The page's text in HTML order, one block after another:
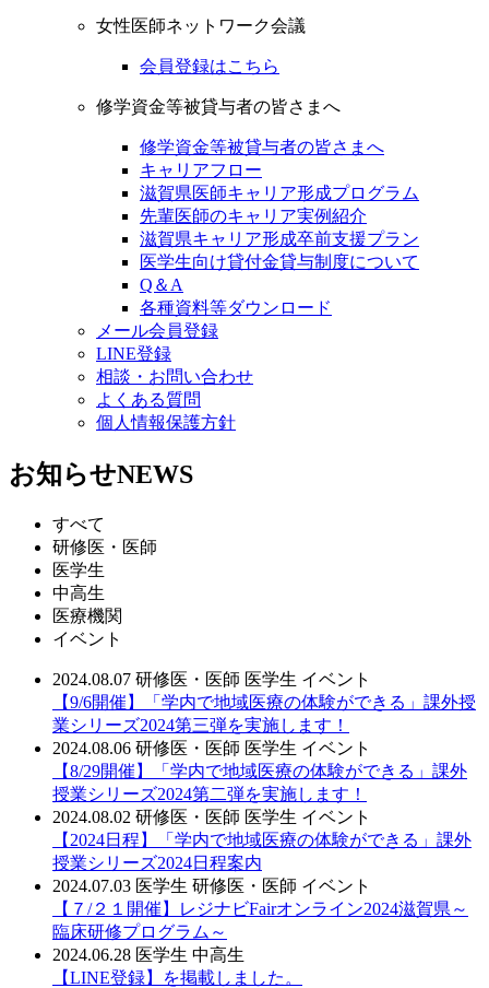
女性医師ネットワーク会議
会員登録はこちら
修学資金等被貸与者の皆さまへ
修学資金等被貸与者の皆さまへ
キャリアフロー
滋賀県医師キャリア形成プログラム
先輩医師のキャリア実例紹介
滋賀県キャリア形成卒前支援プラン
医学生向け貸付金貸与制度について
Q＆A
各種資料等ダウンロード
メール会員登録
LINE登録
相談・お問い合わせ
よくある質問
個人情報保護方針
お知らせNEWS
すべて
研修医・医師
医学生
中高生
医療機関
イベント
2024.08.07 研修医・医師 医学生 イベント
【9/6開催】「学内で地域医療の体験ができる」課外授
業シリーズ2024第三弾を実施します！
2024.08.06 研修医・医師 医学生 イベント
【8/29開催】「学内で地域医療の体験ができる」課外
授業シリーズ2024第二弾を実施します！
2024.08.02 研修医・医師 医学生 イベント
【2024日程】「学内で地域医療の体験ができる」課外
授業シリーズ2024日程案内
2024.07.03 医学生 研修医・医師 イベント
【７/２１開催】レジナビFairオンライン2024滋賀県～
臨床研修プログラム～
2024.06.28 医学生 中高生
【LINE登録】を掲載しました。